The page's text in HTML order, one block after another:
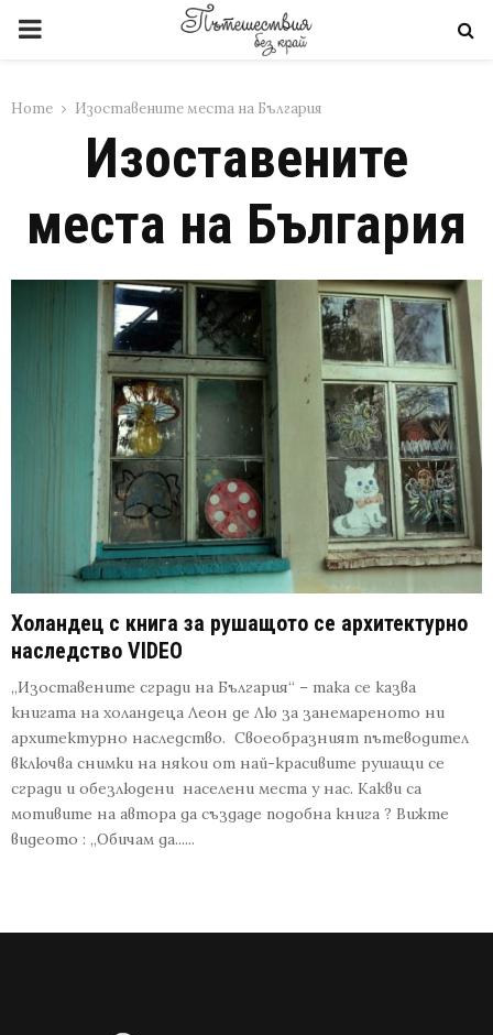
PRIMARY
Home Изоставените места на България
Изоставените
места на България
Холандец с книга за рушащото се архитектурно
наследство VIDEO
„Изоставените сгради на България“ – така се казва
книгата на холандеца Леон де Лю за занемареното ни
архитектурно наследство. Своеобразният пътеводител
включва снимки на някои от най-красивите рушащи се
сгради и обезлюдени населени места у нас. Какви са
мотивите на автора да създаде подобна книга ? Вижте
видеото : „Обичам да......